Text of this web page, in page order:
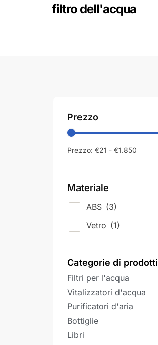
filtro dell'acqua
Prezzo
Prezzo: €21 - €1.850
Materiale
ABS (3)
Vetro (1)
Categorie di prodotti
Filtri per l'acqua
Vitalizzatori d'acqua
Purificatori d'aria
Bottiglie
Libri